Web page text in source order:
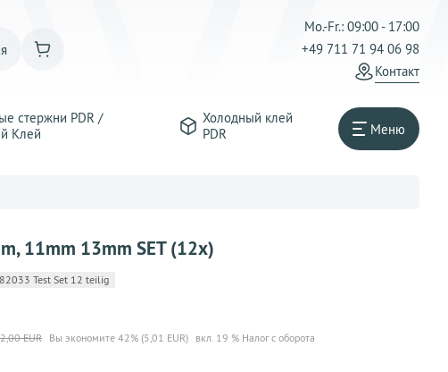
Mo.-Fr.: 09:00 - 17:00
+49 711 71 94 06 98
Контакт
стержни PDR /
Kлей
Холодный клей
PDR
Меню
11mm 13mm SET (12x)
Test Set 12 teilig
EUR Вы экономите 42% (5,01 EUR) вкл. 19 % Налог с оборота